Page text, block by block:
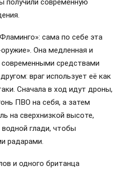
получили современную
сама по себе эта
Она медленная и
средствами
враг использует её как
Сначала в ход идут дроны,
ПВО на себя, а затем
на сверхнизкой высоте,
глади, чтобы
радарами.
и одного британца